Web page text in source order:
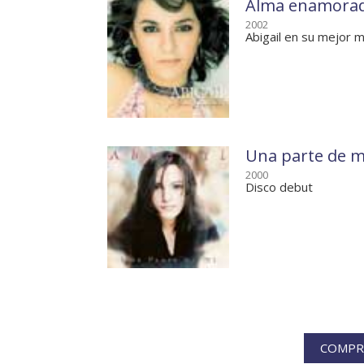
Alma
2002
Abigail en su mejor
Una parte de
2000
Disco debut